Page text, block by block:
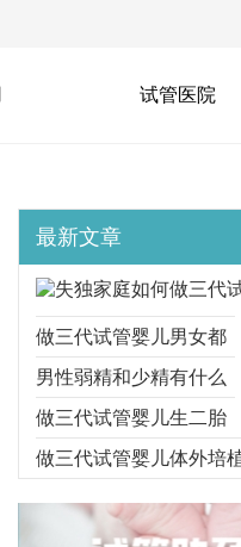
试管医院
最新文章
做三代试管婴儿男女都
要准备什么？本文跟你
说明一切
男性弱精和少精有什么
区别？能不能做三代试
管？
做三代试管婴儿生二胎
要考虑什么问题？本文
给你解释清楚
做三代试管婴儿体外培
步步分解